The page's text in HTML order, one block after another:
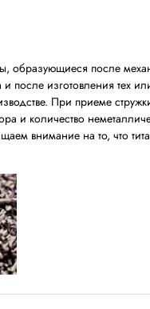
образующиеся после
и после изготовления тех
При приеме
и количество
внимание на то, что